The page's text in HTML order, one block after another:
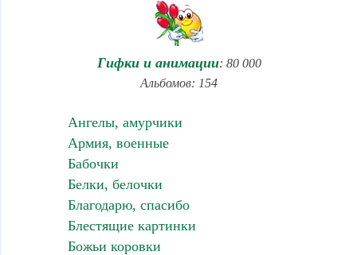
Гифки и анимации: 80 000
Альбомов: 154
Ангелы, амурчики
Армия, военные
Бабочки
Белки, белочки
Благодарю, спасибо
Блестящие картинки
Божьи коровки